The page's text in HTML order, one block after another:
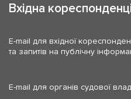
Вхідна
E-mail для вхідної
та запитів на публічну
E-mail для органів судової